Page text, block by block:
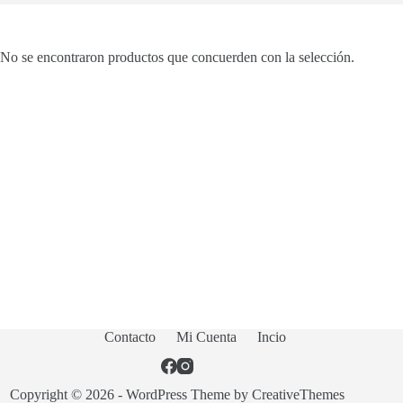
No se encontraron productos que concuerden con la selección.
Contacto Mi Cuenta Incio
Copyright © 2026 - WordPress Theme byCreativeThemes